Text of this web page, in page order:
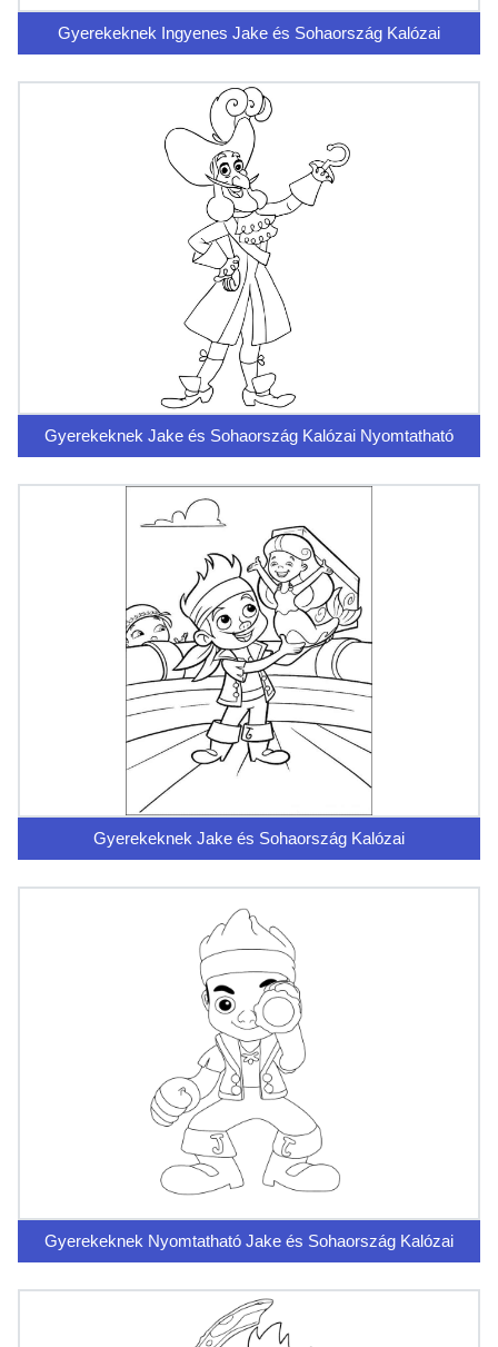
Gyerekeknek Ingyenes Jake és Sohaország Kalózai
Gyerekeknek Jake és Sohaország Kalózai Nyomtatható
Gyerekeknek Jake és Sohaország Kalózai
Gyerekeknek Nyomtatható Jake és Sohaország Kalózai